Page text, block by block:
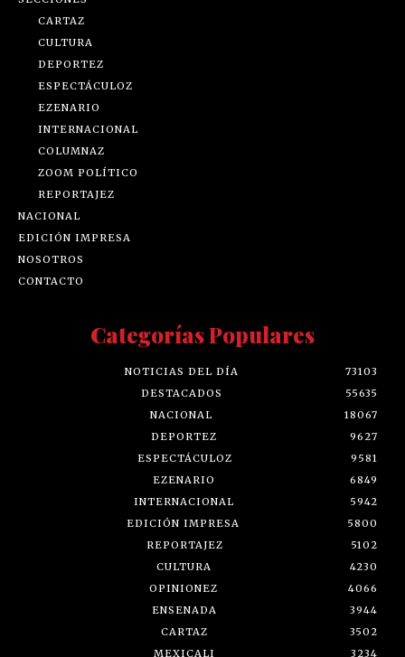
CARTAZ
CULTURA
DEPORTEZ
ESPECTÁCULOZ
EZENARIO
INTERNACIONAL
COLUMNAZ
ZOOM POLÍTICO
REPORTAJEZ
NACIONAL
EDICIÓN IMPRESA
NOSOTROS
CONTACTO
Categorías Populares
NOTICIAS DEL DÍA
73103
DESTACADOS
55635
NACIONAL
18067
DEPORTEZ
9627
ESPECTÁCULOZ
9581
EZENARIO
6849
INTERNACIONAL
5942
EDICIÓN IMPRESA
5800
REPORTAJEZ
5102
CULTURA
4230
OPINIONEZ
4066
ENSENADA
3944
CARTAZ
3502
MEXICALI
3234